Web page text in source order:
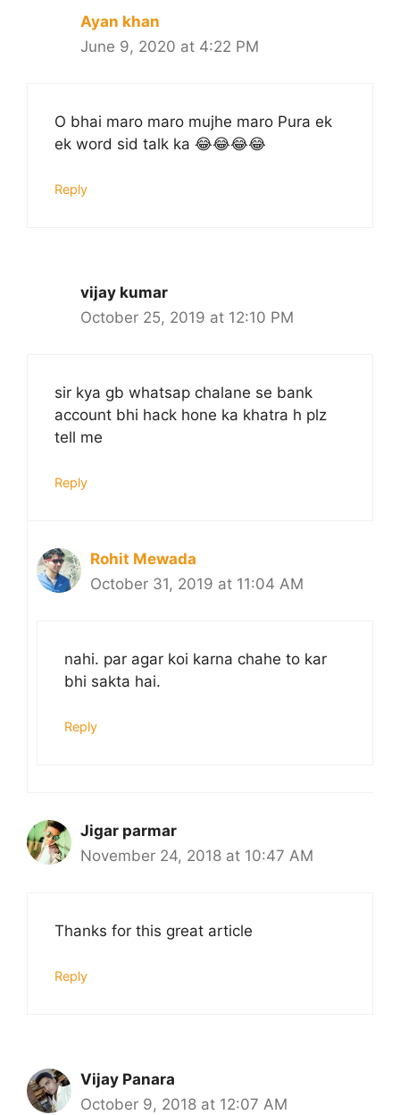
Ayan khan
June 9, 2020 at 4:22 PM
O bhai maro maro mujhe maro Pura ek
ek word sid talk ka 😂😂😂😂
Reply
vijay kumar
October 25, 2019 at 12:10 PM
sir kya gb whatsap chalane se bank
account bhi hack hone ka khatra h plz
tell me
Reply
Rohit Mewada
October 31, 2019 at 11:04 AM
nahi. par agar koi karna chahe to kar
bhi sakta hai.
Reply
Jigar parmar
November 24, 2018 at 10:47 AM
Thanks for this great article
Reply
Vijay Panara
October 9, 2018 at 12:07 AM